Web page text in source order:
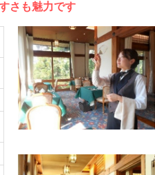
さも魅力です